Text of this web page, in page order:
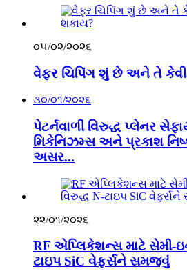
૦૫/૦૨/૨૦૨૬
વેફર ચિપિંગ શું છે અને તે કેવી
૩૦/૦૧/૨૦૨૬
પેટર્નવાળી વિરુદ્ધ પ્લેનર
મિકેનિઝમ્સ અને પ્રકાશ
અસર...
૨૨/૦૧/૨૦૨૬
RF એપ્લિકેશન્સ માટે સેમી-
ટાઇપ SiC વેફર્સને સમજવું